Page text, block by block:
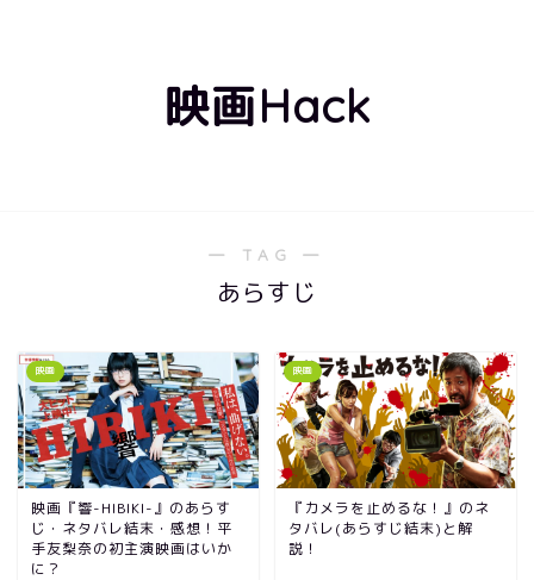
映画Hack
― TAG ―
あらすじ
映画
映画『響-HIBIKI-』のあらす
じ・ネタバレ結末・感想！平
手友梨奈の初主演映画はいか
に？
映画
『カメラを止めるな！』のネ
タバレ(あらすじ結末)と解
説！